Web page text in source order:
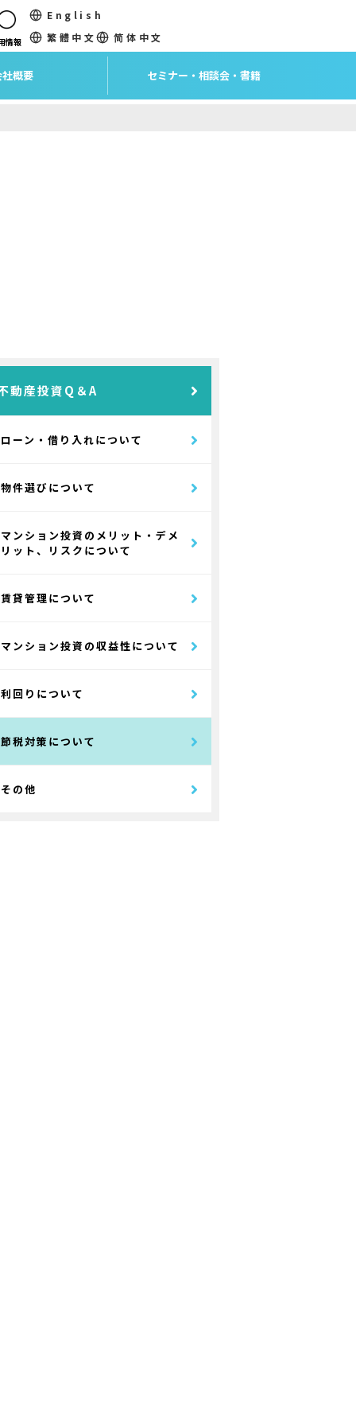
情報
English
繁體中文
简体中文
概要 セミナー・相談会・書籍
動産投資Q＆A
ローン・借り入れについて
物件選びについて
マンション投資のメリット・デメ
リット、リスクについて
賃貸管理について
マンション投資の収益性について
利回りについて
節税対策について
その他